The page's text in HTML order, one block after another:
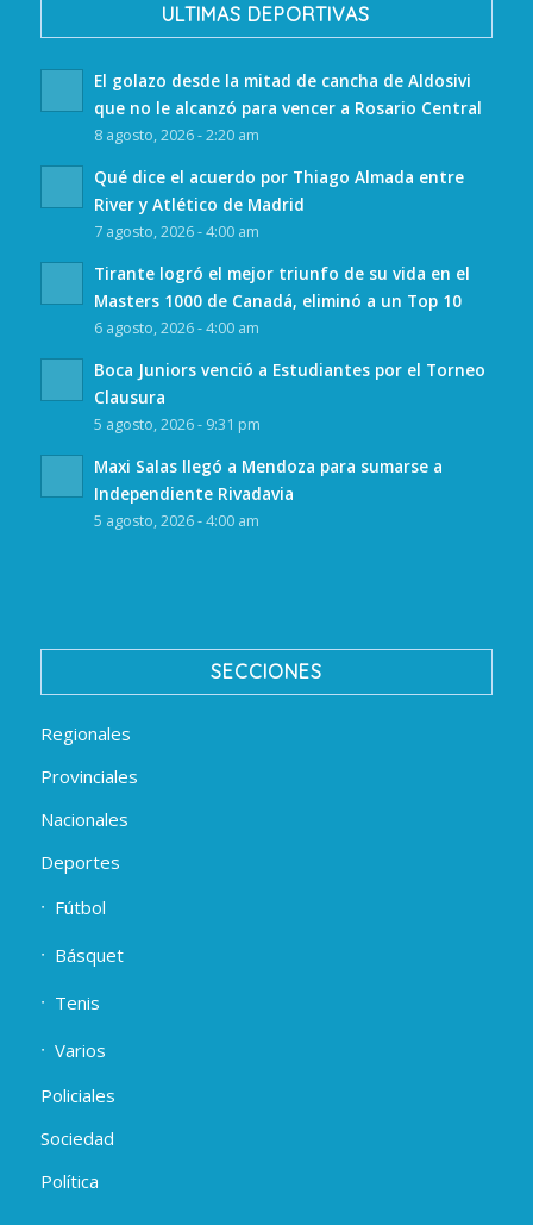
ULTIMAS DEPORTIVAS
El golazo desde la mitad de cancha de Aldosivi
que no le alcanzó para vencer a Rosario Central
8 agosto, 2026 - 2:20 am
Qué dice el acuerdo por Thiago Almada entre
River y Atlético de Madrid
7 agosto, 2026 - 4:00 am
Tirante logró el mejor triunfo de su vida en el
Masters 1000 de Canadá, eliminó a un Top 10
6 agosto, 2026 - 4:00 am
Boca Juniors venció a Estudiantes por el Torneo
Clausura
5 agosto, 2026 - 9:31 pm
Maxi Salas llegó a Mendoza para sumarse a
Independiente Rivadavia
5 agosto, 2026 - 4:00 am
SECCIONES
Regionales
Provinciales
Nacionales
Deportes
Fútbol
Básquet
Tenis
Varios
Policiales
Sociedad
Política